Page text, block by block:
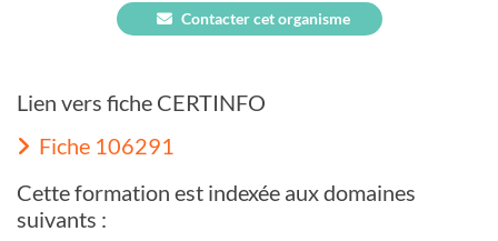
Contacter cet organisme
Lien vers fiche CERTINFO
Fiche 106291
Cette formation est indexée aux domaines
suivants :